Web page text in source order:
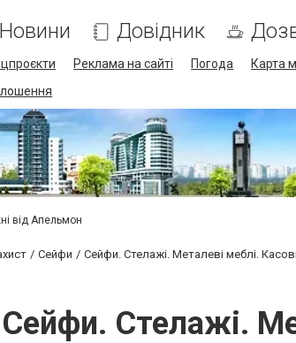
Новини Довідник
Реклама на сайті Погода Карта
від Апельмон
Сейфи Сейфи. Стелажі. Металеві меблі.
Сейфи. Стелажі.